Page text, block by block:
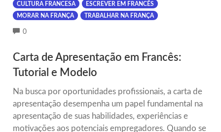
CULTURA FRANCESA
ESCREVER EM FRANCÊS
MORAR NA FRANÇA
TRABALHAR NA FRANÇA
0COMMENTS
Carta de Apresentação em Francês:
Tutorial e Modelo
Na busca por oportunidades profissionais, a carta de
apresentação desempenha um papel fundamental na
apresentação de suas habilidades, experiências e
motivações aos potenciais empregadores. Quando se